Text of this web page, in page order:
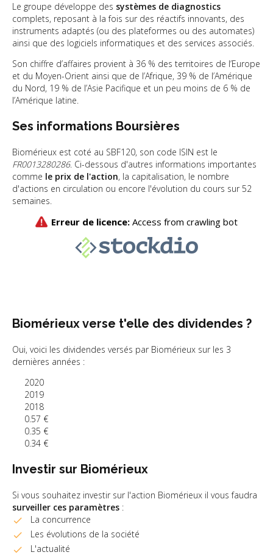
Le groupe développe des systèmes de diagnostics
complets, reposant à la fois sur des réactifs innovants, des
instruments adaptés (ou des plateformes ou des automates)
ainsi que des logiciels informatiques et des services associés.
Son chiffre d’affaires provient à 36 % des territoires de l’Europe
et du Moyen-Orient ainsi que de l’Afrique, 39 % de l’Amérique
du Nord, 19 % de l’Asie Pacifique et un peu moins de 6 % de
l’Amérique latine.
Ses informations Boursières
Biomérieux est coté au SBF120, son code ISIN est le
FR0013280286. Ci-dessous d'autres informations importantes
comme le prix de l'action, la capitalisation, le nombre
d'actions en circulation ou encore l'évolution du cours sur 52
semaines.
Biomérieux verse t'elle des dividendes ?
Oui, voici les dividendes versés par Biomérieux sur les 3
dernières années :
2020
2019
2018
0.57 €
0.35 €
0.34 €
Investir sur Biomérieux
Si vous souhaitez investir sur l'action Biomérieux il vous faudra
surveiller ces paramètres :
La concurrence
Les évolutions de la société
L'actualité